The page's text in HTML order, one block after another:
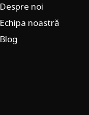
Despre noi
Echipa noastră
Blog